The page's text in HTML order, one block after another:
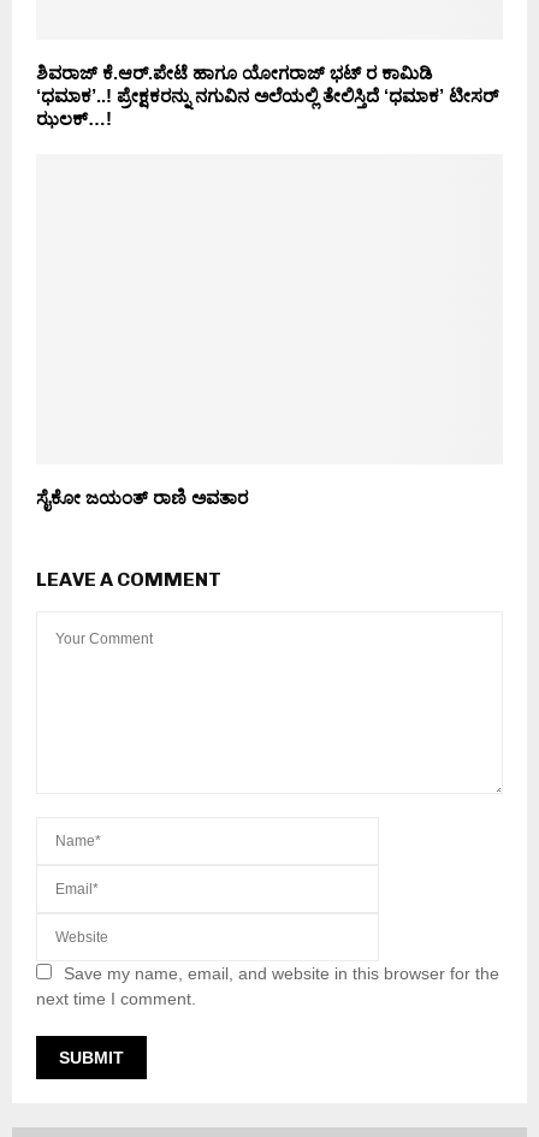
ಶಿವರಾಜ್ ಕೆ.ಆರ್.ಪೇಟೆ ಹಾಗೂ ಯೋಗರಾಜ್ ಭಟ್ ರ ಕಾಮಿಡಿ
‘ಧಮಾಕ’..! ಪ್ರೇಕ್ಷಕರನ್ನು ನಗುವಿನ ಅಲೆಯಲ್ಲಿ ತೇಲಿಸ್ತಿದೆ ‘ಧಮಾಕ’ ಟೀಸರ್
ಝಲಕ್…!
ಸೈಕೋ ಜಯಂತ್ ರಾಣಿ ಅವತಾರ
LEAVE A COMMENT
Save my name, email, and website in this browser for the
next time I comment.